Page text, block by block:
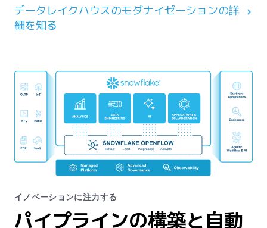
データレイクハウスのモダナイゼーションの詳
細を知る
イノベーションに注力する
パイプラインの構築と自動